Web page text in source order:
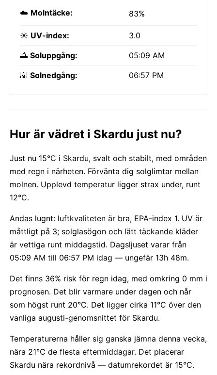
☁️ Molntäcke: 83%
☀️ UV-index: 3.0
🌅 Soluppgång: 05:09 AM
🌇 Solnedgång: 06:57 PM
Hur är vädret i Skardu just nu?
Just nu 15°C i Skardu, svalt och stabilt, med områden
med regn i närheten. Förvänta dig solglimtar mellan
molnen. Upplevd temperatur ligger strax under, runt
12°C.
Andas lugnt: luftkvaliteten är bra, EPA-index 1. UV är
måttligt på 3; solglasögon och lätt täckande kläder
är vettiga runt middagstid. Dagsljuset varar från
05:09 AM till 06:57 PM idag — ungefär 13h 48m.
Det finns 36% risk för regn idag, med omkring 0 mm i
prognosen. Det blir varmare under dagen och når
som högst runt 20°C. Det ligger cirka 11°C över den
vanliga augusti-genomsnittet för Skardu.
Temperaturerna håller sig ganska jämna denna vecka,
nära 21°C de flesta eftermiddagar. Det placerar
Skardu nära rekordnivå — datumrekordet är 15°C.